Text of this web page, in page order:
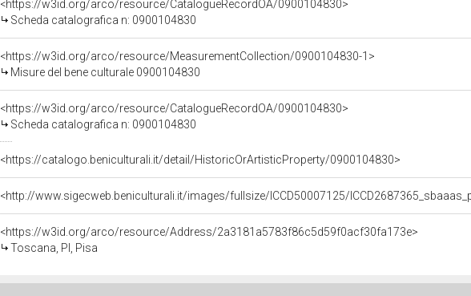
<https://w3id.org/arco/resource/CatalogueRecordOA/0900104830>
Scheda catalografica n: 0900104830
<https://w3id.org/arco/resource/MeasurementCollection/0900104830-1>
Misure del bene culturale 0900104830
<https://w3id.org/arco/resource/CatalogueRecordOA/0900104830>
Scheda catalografica n: 0900104830
<https://catalogo.beniculturali.it/detail/HistoricOrArtisticProperty/0900104830>
<http://www.sigecweb.beniculturali.it/images/fullsize/ICCD50007125/
<https://w3id.org/arco/resource/Address/2a3181a5783f86c5d59f0acf30fa173e>
Toscana, PI, Pisa